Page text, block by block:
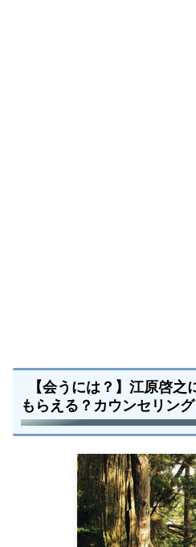
【会うには？】江原啓
もらえる？カウンセリン